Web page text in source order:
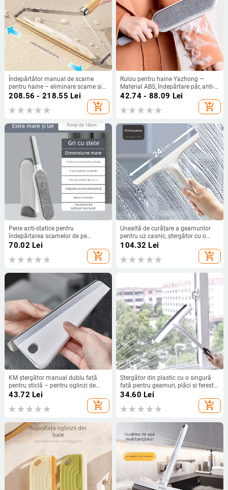
Îndepărtător manual de scame
pentru haine – eliminare scame și
păr de animale, plastic; origine
Yiwu, Zhejiang; lansare toamna
2024; stil modern minimalist;
păr
208.56 - 218.55 Lei
add_shopping_cart
Rulou pentru haine Yazhong —
Material ABS, îndepărtare păr, anti-
static
42.74 - 88.09 Lei
add_shopping_cart
Perie anti-statice pentru
îndepărtarea scamelor de pe
paltoane din lână, dublu sens,
pentru cașmir și tricotaje, din
plastic, stil modern simplu
70.02 Lei
add_shopping_cart
Unealtă de curățare a geamurilor
pentru uz casnic, ștergător cu o
singură față pentru ferestre și plase
104.32 Lei
add_shopping_cart
KM ștergător manual dublu față
pentru sticlă – pentru oglinzi de
baie și blaturi, material PP/TE
43.72 Lei
add_shopping_cart
Ștergător din plastic cu o singură
față pentru geamuri, plăci și ferestre
- utilizare casnică, cod produs C-24,
34.60 Lei
add_shopping_cart